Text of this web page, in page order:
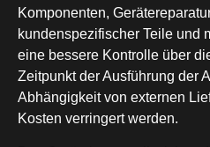
Komponenten,
kundenspezifischer Teile und
eine bessere Kontrolle über
Zeitpunkt der Ausführung der
Abhängigkeit von externen
Kosten verringert werden.